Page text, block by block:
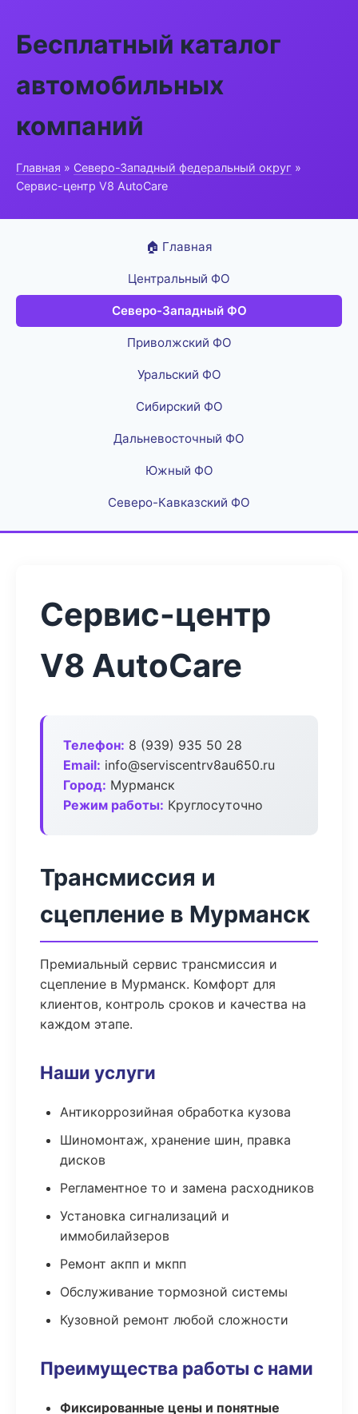
Бесплатный каталог
автомобильных
компаний
Главная » Северо-Западный федеральный округ »
Сервис-центр V8 AutoCare
🏠 Главная
Центральный ФО
Северо-Западный ФО
Приволжский ФО
Уральский ФО
Сибирский ФО
Дальневосточный ФО
Южный ФО
Северо-Кавказский ФО
Сервис-центр
V8 AutoCare
Телефон: 8 (939) 935 50 28
Email: info@serviscentrv8au650.ru
Город: Мурманск
Режим работы: Круглосуточно
Трансмиссия и
сцепление в Мурманск
Премиальный сервис трансмиссия и
сцепление в Мурманск. Комфорт для
клиентов, контроль сроков и качества на
каждом этапе.
Наши услуги
Антикоррозийная обработка кузова
Шиномонтаж, хранение шин, правка
дисков
Регламентное то и замена расходников
Установка сигнализаций и
иммобилайзеров
Ремонт акпп и мкпп
Обслуживание тормозной системы
Кузовной ремонт любой сложности
Преимущества работы с нами
Фиксированные цены и понятные